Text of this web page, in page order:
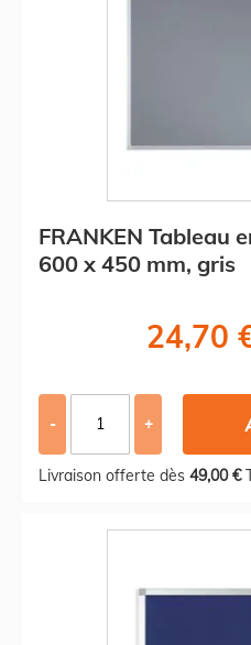
FRANKEN Tableau
600 x 450 mm, gris
24,70
- +
Livraison offerte dès 49,00 €